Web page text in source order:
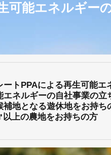
可能エネルギー
ートPPAによる再生可能
エネルギーの自社事業の立
補地となる遊休地をお持ち
以上の農地をお持ちの方